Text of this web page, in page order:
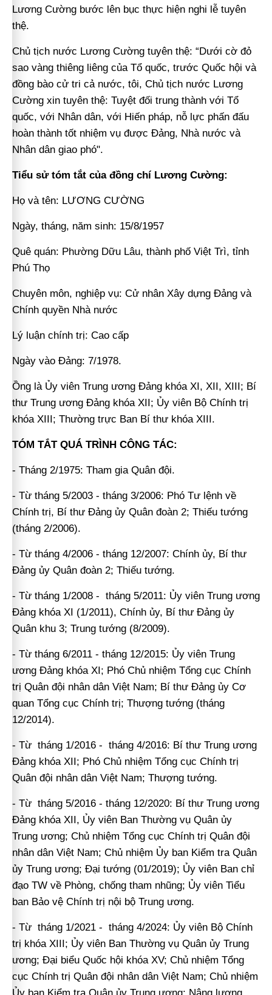
Lương Cường bước lên bục thực hiện nghi lễ tuyên
thệ.
Chủ tịch nước Lương Cường tuyên thệ: “Dưới cờ đỏ
sao vàng thiêng liêng của Tổ quốc, trước Quốc hội và
đồng bào cử tri cả nước, tôi, Chủ tịch nước Lương
Cường xin tuyên thệ: Tuyệt đối trung thành với Tổ
quốc, với Nhân dân, với Hiến pháp, nỗ lực phấn đấu
hoàn thành tốt nhiệm vụ được Đảng, Nhà nước và
Nhân dân giao phó".
Tiểu sử tóm tắt của đồng chí Lương Cường:
Họ và tên: LƯƠNG CƯỜNG
Ngày, tháng, năm sinh: 15/8/1957
Quê quán: Phường Dữu Lâu, thành phố Việt Trì, tỉnh
Phú Thọ
Chuyên môn, nghiệp vụ: Cử nhân Xây dựng Đảng và
Chính quyền Nhà nước
Lý luận chính trị: Cao cấp
Ngày vào Đảng: 7/1978.
Ồng là Ủy viên Trung ương Đảng khóa XI, XII, XIII; Bí
thư Trung ương Đảng khóa XII; Ủy viên Bộ Chính trị
khóa XIII; Thường trực Ban Bí thư khóa XIII.
TÓM TẮT QUÁ TRÌNH CÔNG TÁC:
- Tháng 2/1975: Tham gia Quân đội.
- Từ tháng 5/2003 - tháng 3/2006: Phó Tư lệnh về
Chính trị, Bí thư Đảng ủy Quân đoàn 2; Thiếu tướng
(tháng 2/2006).
- Từ tháng 4/2006 - tháng 12/2007: Chính ủy, Bí thư
Đảng ủy Quân đoàn 2; Thiếu tướng.
- Từ tháng 1/2008 - tháng 5/2011: Ủy viên Trung ương
Đảng khóa XI (1/2011), Chính ủy, Bí thư Đảng ủy
Quân khu 3; Trung tướng (8/2009).
- Từ tháng 6/2011 - tháng 12/2015: Ủy viên Trung
ương Đảng khóa XI; Phó Chủ nhiệm Tổng cục Chính
trị Quân đội nhân dân Việt Nam; Bí thư Đảng ủy Cơ
quan Tổng cục Chính trị; Thượng tướng (tháng
12/2014).
- Từ tháng 1/2016 - tháng 4/2016: Bí thư Trung ương
Đảng khóa XII; Phó Chủ nhiệm Tổng cục Chính trị
Quân đội nhân dân Việt Nam; Thượng tướng.
- Từ tháng 5/2016 - tháng 12/2020: Bí thư Trung ương
Đảng khóa XII, Ủy viên Ban Thường vụ Quân ủy
Trung ương; Chủ nhiệm Tổng cục Chính trị Quân đội
nhân dân Việt Nam; Chủ nhiệm Ủy ban Kiểm tra Quân
ủy Trung ương; Đại tướng (01/2019); Ủy viên Ban chỉ
đạo TW về Phòng, chống tham nhũng; Ủy viên Tiểu
ban Bảo vệ Chính trị nội bộ Trung ương.
- Từ tháng 1/2021 - tháng 4/2024: Ủy viên Bộ Chính
trị khóa XIII; Ủy viên Ban Thường vụ Quân ủy Trung
ương; Đại biểu Quốc hội khóa XV; Chủ nhiệm Tổng
cục Chính trị Quân đội nhân dân Việt Nam; Chủ nhiệm